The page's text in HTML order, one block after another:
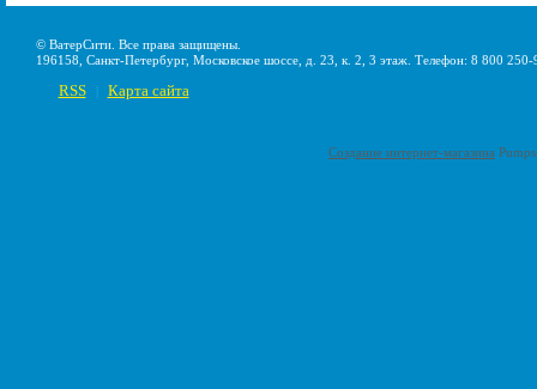
© ВатерСити. Все права защищены.
196158, Санкт-Петербург, Московское шоссе, д. 23, к. 2, 3 этаж. Телефон: 8 800
RSS Карта сайта
Создание интернет-магазина